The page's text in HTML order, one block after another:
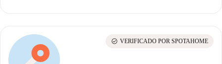
check_circle VERIFICADO POR SPOTAHOME